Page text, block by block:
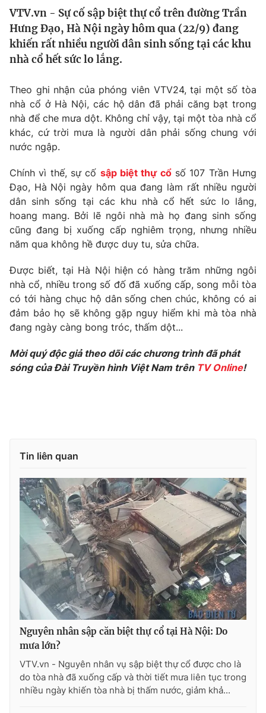
Y tế
Thế giới
Thế giới đó đây
Câu chuyện quốc tế
Kinh tế
Tài chính
Thị trường
Dữ liệu và đời sống
Phim VTV
Hậu trường
Nhân vật
Giải sao mai
Giải trí
Điện ảnh
Âm nhạc
Sao
Đời sống
Du lịch
Làm đẹp
Chất lượng cuộc sống
Giáo dục
Tuyển sinh
Học trực tuyến
Công nghệ
Hitech Công nghệ tương lai
Thị trường
Giao lưu trực tuyến
Lịch phát sóng
Video Shorts video
VTV Money VTV Thể thao
VTV Sức khoẻ Bất động sản
Thị trường 24h Tấm lòng Việt
VTV4 Vươn mình bằng AI
VTV9 VTV8
Giáo dục
VTV.vn - Sự cố sập biệt thự cổ trên đường Trần
Hưng Đạo, Hà Nội ngày hôm qua (22/9) đang
khiến rất nhiều người dân sinh sống tại các khu
nhà cổ hết sức lo lắng.
Theo ghi nhận của phóng viên VTV24, tại một số tòa
nhà cổ ở Hà Nội, các hộ dân đã phải căng bạt trong
nhà để che mưa dột. Không chỉ vậy, tại một tòa nhà cổ
khác, cứ trời mưa là người dân phải sống chung với
nước ngập.
Chính vì thế, sự cố sập biệt thự cổsố 107 Trần Hưng
Đạo, Hà Nội ngày hôm qua đang làm rất nhiều người
dân sinh sống tại các khu nhà cổ hết sức lo lắng,
hoang mang. Bởi lẽ ngôi nhà mà họ đang sinh sống
cũng đang bị xuống cấp nghiêm trọng, nhưng nhiều
năm qua không hề được duy tu, sửa chữa.
Được biết, tại Hà Nội hiện có hàng trăm những ngôi
nhà cổ, nhiều trong số đố đã xuống cấp, song mỗi tòa
có tới hàng chục hộ dân sống chen chúc, không có ai
đảm bảo họ sẽ không gặp nguy hiểm khi mà tòa nhà
đang ngày càng bong tróc, thấm dột...
Mời quý độc giả theo dõi các chương trình đã phát
sóng của Đài Truyền hình Việt Nam trên TV Online!
Tin liên quan
Nguyên nhân sập căn biệt thự cổ tại Hà Nội: Do
mưa lớn?
VTV.vn - Nguyên nhân vụ sập biệt thự cổ được cho là
do tòa nhà đã xuống cấp và thời tiết mưa liên tục trong
nhiều ngày khiến tòa nhà bị thấm nước, giảm khả...